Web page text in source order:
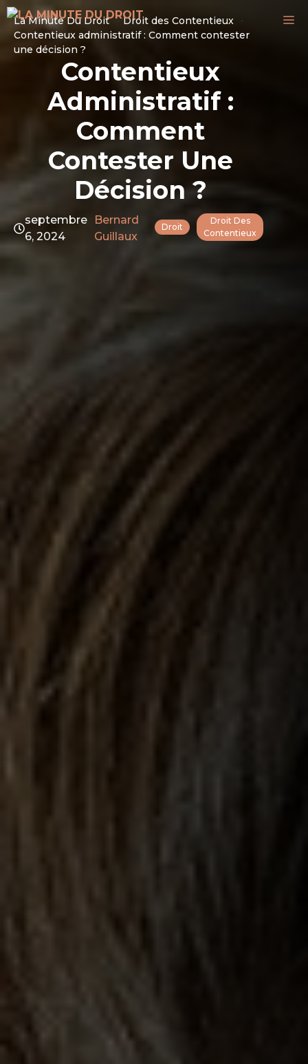
Aller
au
contenu
La Minute Du Droit
Droit des Contentieux
Contentieux administratif : Comment contester
une décision ?
Contentieux
Administratif :
Comment
Contester Une
Décision ?
septembre
6, 2024
Bernard
Guillaux
Droit
Droit Des
Contentieux